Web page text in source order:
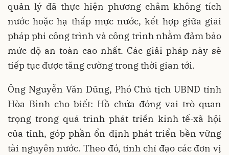
quản lý đã thực hiện phương châm không tích
nước hoặc hạ thấp mực nước, kết hợp giữa giải
pháp phi công trình và công trình nhằm đảm bảo
mức độ an toàn cao nhất. Các giải pháp này sẽ
tiếp tục được tăng cường trong thời gian tới.
Ông Nguyễn Văn Dũng, Phó Chủ tịch UBND tỉnh
Hòa Bình cho biết: Hồ chứa đóng vai trò quan
trọng trong quá trình phát triển kinh tế-xã hội
của tỉnh, góp phần ổn định phát triển bền vững
tài nguyên nước. Theo đó, tỉnh chỉ đạo các đơn vị